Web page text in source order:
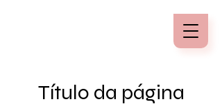
Título da página